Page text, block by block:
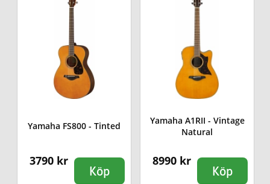
Yamaha FS800 - Tinted
3790 kr
Köp
Yamaha A1RII - Vintage
Natural
8990 kr
Köp